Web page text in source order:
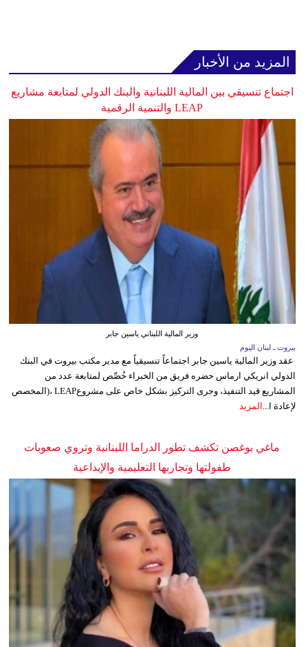
المزيد من الأخبار
اجتماع تنسيقي بين المالية اللبنانية والبنك الدولي لمتابعة مشاريع
LEAP والتنمية الرقمية
وزير المالية اللبناني ياسين جابر
بيروت ـ لبنان اليوم
عقد وزير المالية ياسين جابر اجتماعاً تنسيقياً مع مدير مكتب بيروت في البنك
الدولي انريكي ارماس حضره فريق من الخبراء خُصِّص لمتابعة عدد من
المشاريع قيد التنفيذ، وجرى التركيز بشكل خاص على مشروعLEAP ،(المخصص
لإعادة ا... المزيد
ماغي بوغصن تكشف تطور الدراما اللبنانية وتروي صعوبات
طفولتها وتجاربها التعليمية والإبداعية